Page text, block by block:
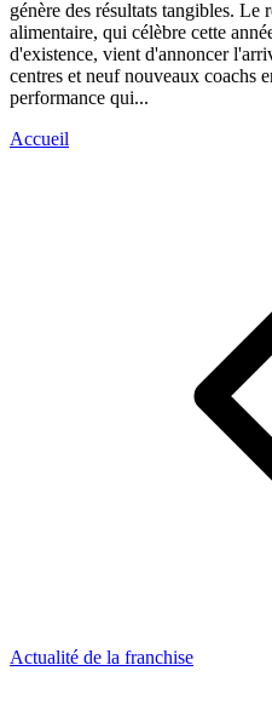
génère des résultats tangibles. Le
alimentaire, qui célèbre cette
d'existence, vient d'annoncer
centres et neuf nouveaux coachs
performance qui...
Accueil
Actualité de la franchise